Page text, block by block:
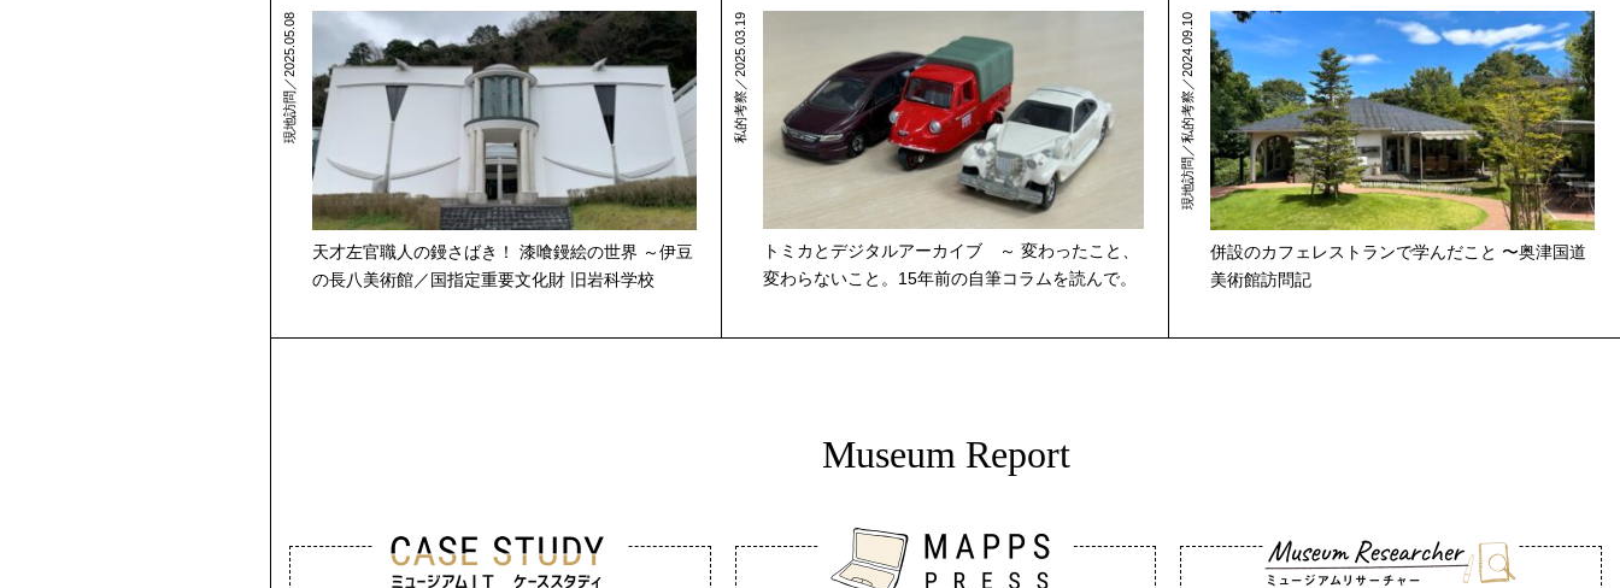
現地訪問／2025.05.08
天才左官職人の鏝さばき！ 漆喰鏝絵の世界 ～伊豆
の長八美術館／国指定重要文化財 旧岩科学校
私的考察／2025.03.19
トミカとデジタルアーカイブ ～ 変わったこと、
変わらないこと。15年前の自筆コラムを読んで。
現地訪問／私的考察／2024.09.10
併設のカフェレストランで学んだこと 〜奥津国道
美術館訪問記
Museum Report